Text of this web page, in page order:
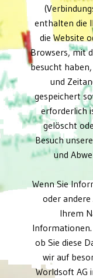
enthalten die
die Website
Browsers, mit
besucht
und
gespeichert
erforderlich
gelöscht
Besuch
und
Wenn Sie
oder
Ihrem
ob Sie diese
wir auf
Worldsoft AG